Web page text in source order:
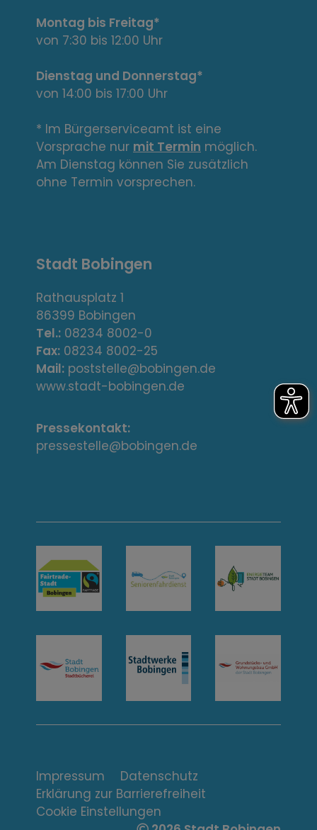
t
e
L
i
n
k
s
A
d
r
e
s
s
e
/
n
t
a
k
t
u
n
d
Ö
f
f
Montag bis Freitag*
von 7:30 bis 12:00 Uhr
Dienstag und Donnerstag*
von 14:00 bis 17:00 Uhr
* Im Bürgerserviceamt ist eine
Vorsprache nur mit Termin möglich.
Am Dienstag können Sie zusätzlich
ohne Termin vorsprechen.
Stadt Bobingen
Rathausplatz 1
86399 Bobingen
Tel.: 08234 8002-0
Fax: 08234 8002-25
Mail: poststelle@bobingen.de
www.stadt-bobingen.de
Pressekontakt:
pressestelle@bobingen.de
Impressum
Datenschutz
Erklärung zur Barrierefreiheit
Cookie Einstellungen